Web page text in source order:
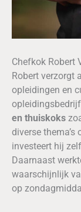
Chefkok Robert
Robert verzorgt
opleidingen en
opleidingsbedrijf
en thuiskoks
diverse
investeert hij
Daarnaast
waarschijnlijk
op